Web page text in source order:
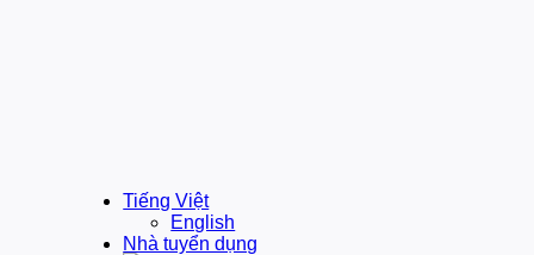
Tiếng Việt
English
Nhà tuyển dụng